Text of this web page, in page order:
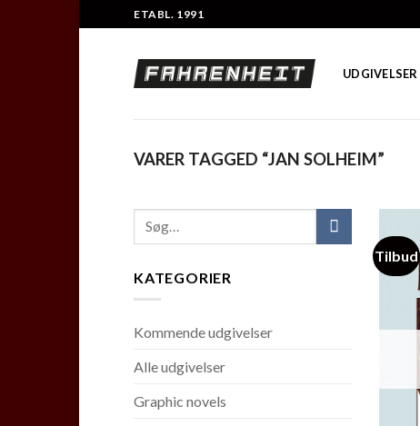
to
ETABL. 1991
UDGIVELSER
VARER TAGGED “JAN SOLHEIM”
KATEGORIER
Kommende udgivelser
Alle udgivelser
Graphic novels
Tilbud